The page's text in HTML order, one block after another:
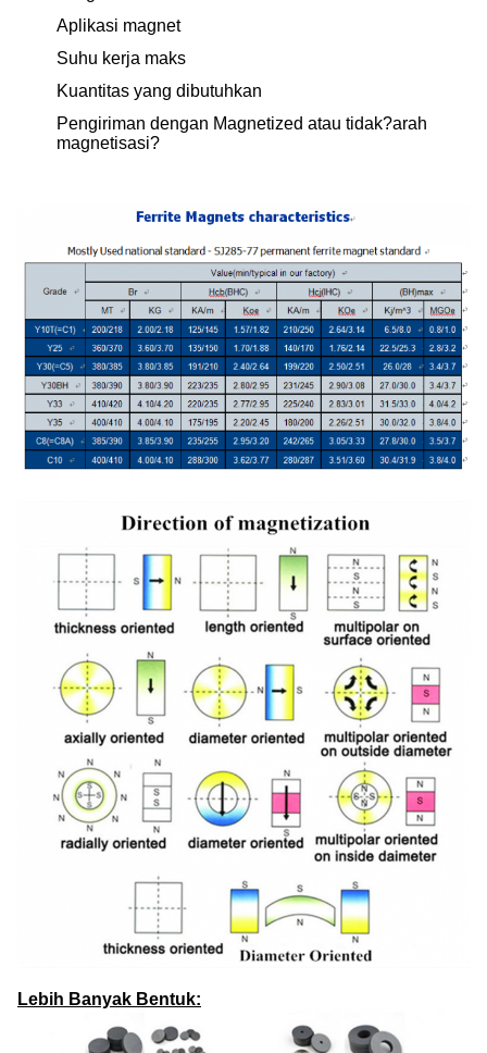
Aplikasi magnet
Suhu kerja maks
Kuantitas yang dibutuhkan
Pengiriman dengan Magnetized atau tidak?arah
magnetisasi?
Lebih Banyak Bentuk: